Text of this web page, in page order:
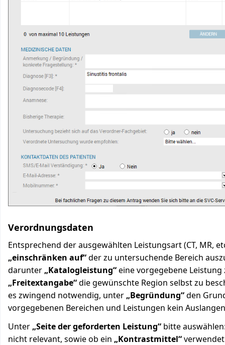
Verordnungsdaten
Entsprechend der ausgewählten Leistungsart (CT, MR,
„einschränken auf“der zu untersuchende Bereich
darunter „Katalogleistung“eine vorgegebene
„Freitextangabe“die gewünschte Region selbst zu
es zwingend notwendig, unter „Begründung“den
vorgegebenen Bereichen und Leistungen kein
Unter „Seite der geforderten Leistung“ bitte
nicht relevant, sowie ob ein „Kontrastmittel“